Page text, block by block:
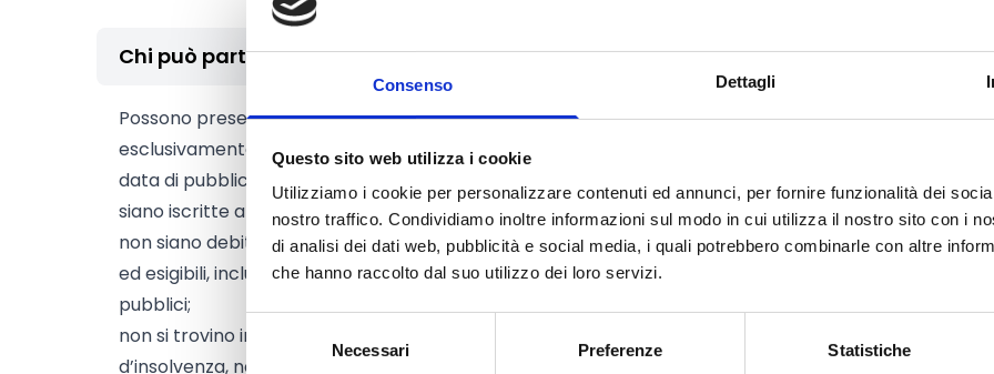
Consenso Dettagli
Questo sito web utilizza i cookie
Utilizziamo i cookie per personalizzare contenuti ed annunci, per fornire funzionalità dei
nostro traffico. Condividiamo inoltre informazioni sul modo in cui utilizza il nostro sito con i
di analisi dei dati web, pubblicità e social media, i quali potrebbero combinarle con altre
che hanno raccolto dal suo utilizzo dei loro servizi.
Necessari Preferenze Statistiche
Chi può partecipare
Possono presentare proposta, in qualità diSoggetto Proponente,
esclusivamente
Organizzazioni della Società Civile (OSC) italiane
data di pubblicazione dell’Avviso:
siano iscritte all’
Elenco AICSdi cui all’art. 26, comma 3, della Legge 125/2014;
non siano debitrici verso le Pubbliche Amministrazioni per debiti certi, liquidi
ed esigibili, incluse eventuali revoche di contributi su progetti AICS o altri enti
pubblici;
non si trovino in stato di bancarotta, liquidazione o in altre procedure
d’insolvenza, né con attività sospesa;